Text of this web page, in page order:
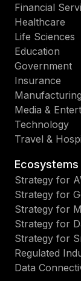
Financial
Healthcare
Life Sciences
Education
Government
Insurance
Manufacturing
Media &
Technology
Travel &
Ecosystems
Strategy for
Strategy for
Strategy for
Strategy for
Strategy for
Regulated
Data